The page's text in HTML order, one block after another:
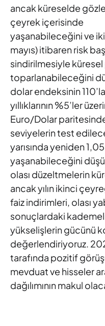
ancak küreselde
çeyrek içerisinde
yaşanabileceğini ve
mayıs) itibaren risk
sindirilmesiyle küresel
toparlanabileceğini
dolarendeksinin
yıllıklarının %5’ler
Euro/Dolar
seviyelerin test
yarısında yeniden
yaşanabileceğini
olası düzeltmelerin
ancakyılın ikinci
faiz indirimleri, olası
sonuçlardaki
yükselişlerin gücünü
değerlendiriyoruz.
tarafında pozitif
mevduat ve hisseler
dağılımının makul